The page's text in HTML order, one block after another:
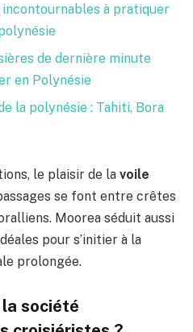
à pratiquer
de dernière minute
en Polynésie
la polynésie : Tahiti, Bora
le plaisir de la voile
se font entre crêtes
Moorea séduit aussi
pour s’initier à la
prolongée.
la société